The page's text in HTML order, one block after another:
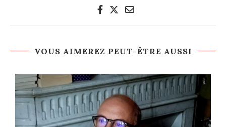
VOUS AIMEREZ PEUT-ÊTRE AUSSI